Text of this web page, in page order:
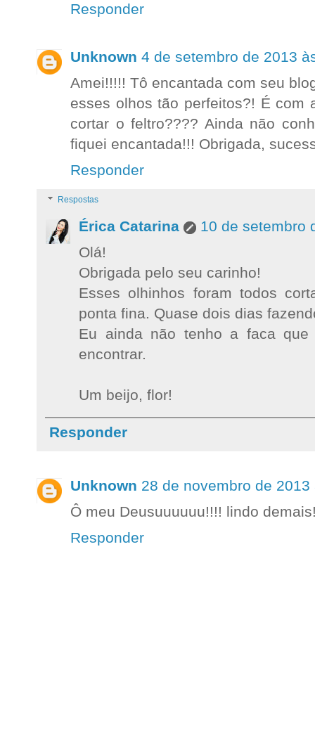
Responder
Unknown 4 de setembro de 2013
Amei!!!!! Tô encantada com seu
esses olhos tão perfeitos?! É com
cortar o feltro???? Ainda não
fiquei encantada!!! Obrigada,
Responder
Respostas
Érica Catarina
10 de setembro
Olá!
Obrigada pelo seu carinho!
Esses olhinhos foram todos
ponta fina. Quase dois dias
Eu ainda não tenho a faca que
encontrar.
Um beijo, flor!
Responder
Unknown 28 de novembro de 2013
Ô meu Deusuuuuuu!!!! lindo
Responder